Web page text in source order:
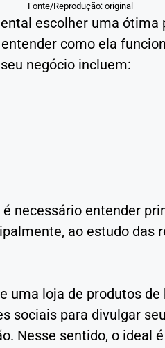
Fonte/Reprodução: original
escolher uma
como ela
negócio incluem:
necessário entender
ao estudo das
uma loja de produtos
sociais para divulgar
Nesse sentido, o ideal